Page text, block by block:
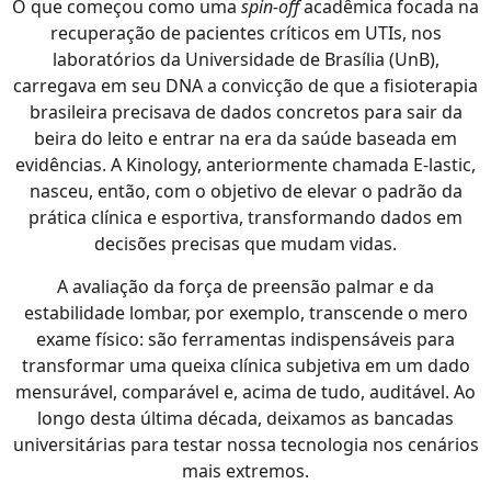
O que começou como uma spin-offacadêmica focada na
recuperação de pacientes críticos em UTIs, nos
laboratórios da Universidade de Brasília (UnB),
carregava em seu DNA a convicção de que a fisioterapia
brasileira precisava de dados concretos para sair da
beira do leito e entrar na era da saúde baseada em
evidências. A Kinology, anteriormente chamada E-lastic,
nasceu, então, com o objetivo de elevar o padrão da
prática clínica e esportiva, transformando dados em
decisões precisas que mudam vidas.
A avaliação da força de preensão palmar e da
estabilidade lombar, por exemplo, transcende o mero
exame físico: são ferramentas indispensáveis para
transformar uma queixa clínica subjetiva em um dado
mensurável, comparável e, acima de tudo, auditável. Ao
longo desta última década, deixamos as bancadas
universitárias para testar nossa tecnologia nos cenários
mais extremos.